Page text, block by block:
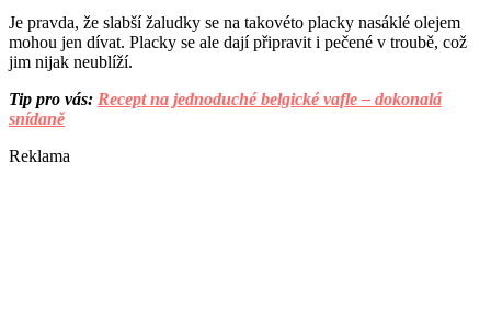
Je pravda, že slabší žaludky se na takovéto placky nasáklé olejem
mohou jen dívat. Placky se ale dají připravit i pečené v troubě, což
jim nijak neublíží.
Tip pro vás: Recept na jednoduché belgické vafle – dokonalá
snídaně
Reklama